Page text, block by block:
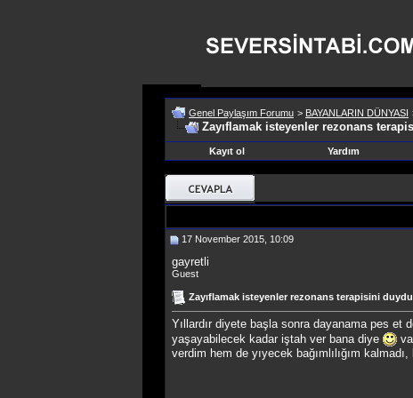
Genel Paylaşım Forumu > BAYANLARIN DÜNYASI
Zayıflamak isteyenler rezonans
Kayıt ol
Yardım
17 November 2015, 10:09
gayretli
Guest
Zayıflamak isteyenler rezonans terapisini
Yıllardır diyete başla sonra dayanama pes et
yaşayabilecek kadar iştah ver bana diye
verdim hem de yıyecek bağımlılığım